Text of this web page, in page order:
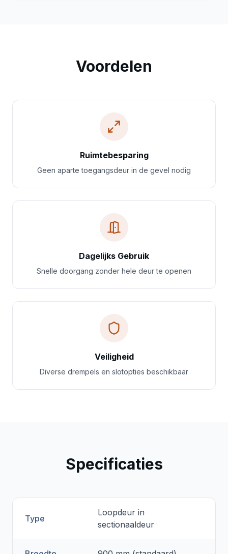
Voordelen
Ruimtebesparing
Geen aparte toegangsdeur in de gevel nodig
Dagelijks Gebruik
Snelle doorgang zonder hele deur te openen
Veiligheid
Diverse drempels en slotopties beschikbaar
Specificaties
Type
Loopdeur in
sectionaaldeur